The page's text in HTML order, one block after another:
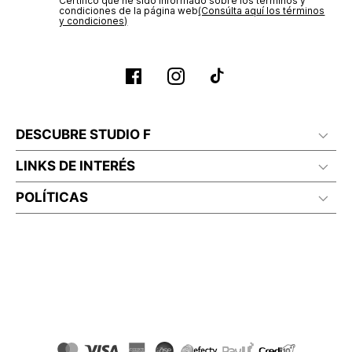
condiciones de la página web‎(Consúlta aquí los términos
y condiciones)
DESCUBRE STUDIO F
LINKS DE INTERÉS
POLÍTICAS